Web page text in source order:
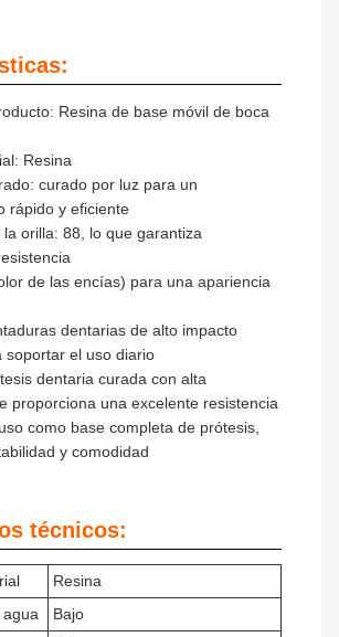
Resina de base móvil de boca
Resina
curado por luz para un
rápido y eficiente
la orilla: 88, lo que garantiza
de las encías) para una apariencia
dentarias de alto impacto
soportar el uso diario
dentaria curada con alta
proporciona una excelente resistencia
como base completa de prótesis,
y comodidad
técnicos:
Resina
agua
Bajo